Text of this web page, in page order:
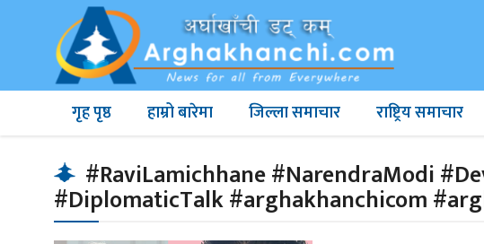
गृह पृष्ठ हाम्रो बारेमा जिल्ला समाचार राष्ट्रिय समाचार
#RaviLamichhane #NarendraModi
#DiplomaticTalk #arghakhanchicom